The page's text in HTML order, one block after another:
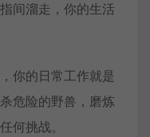
间溜走，你的生活
你的日常工作就是
危险的野兽，磨炼
何挑战。